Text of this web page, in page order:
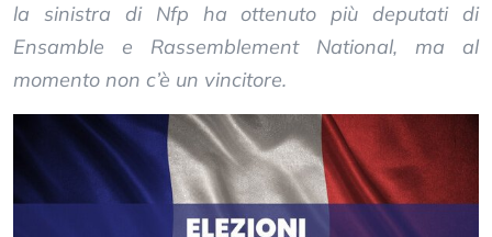
la sinistra di Nfp ha ottenuto più deputati di
Ensamble e Rassemblement National, ma al
momento non c’è un vincitore.